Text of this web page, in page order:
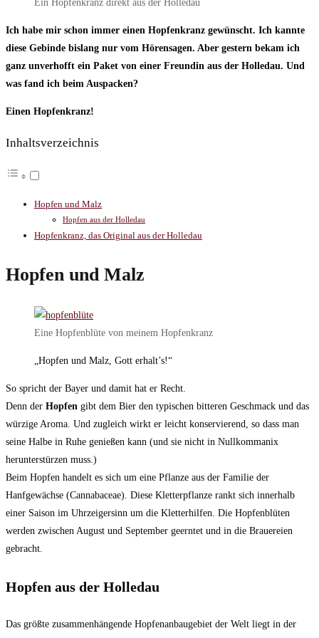
Ein Hopfenkranz direkt aus der Holledau
Ich habe mir schon immer einen Hopfenkranz gewünscht. Ich kannte
diese Gebinde bislang nur vom Hörensagen. Aber gestern bekam ich
ganz unverhofft ein Paket von einer Freundin aus der Holledau. Und
was fand ich beim Auspacken?
Einen Hopfenkranz!
Inhaltsverzeichnis
Hopfen und Malz
Hopfen aus der Holledau
Hopfenkranz, das Original aus der Holledau
Hopfen und Malz
Eine Hopfenblüte von meinem Hopfenkranz
„Hopfen und Malz, Gott erhalt’s!“
So spricht der Bayer und damit hat er Recht.
Denn der Hopfen gibt dem Bier den typischen bitteren Geschmack und das
würzige Aroma. Und zugleich wirkt er leicht konservierend, so dass man
seine Halbe in Ruhe genießen kann (und sie nicht in Nullkommanix
herunterstürzen muss.)
Beim Hopfen handelt es sich um eine Pflanze aus der Familie der
Hanfgewächse (Cannabaceae). Diese Kletterpflanze rankt sich innerhalb
einer Saison im Uhrzeigersinn um die Kletterhilfen. Die Hopfenblüten
werden zwischen August und September geerntet und in die Brauereien
gebracht.
Hopfen aus der Holledau
Das größte zusammenhängende Hopfenanbaugebiet der Welt liegt in der